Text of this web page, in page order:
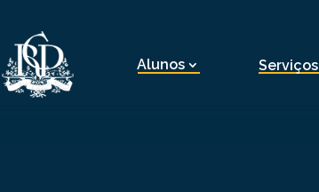
Alunos Serviços